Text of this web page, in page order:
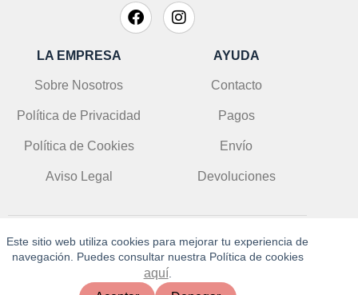
Este sitio web utiliza cookies para mejorar tu experiencia de
navegación. Puedes consultar nuestra Política de cookies
aquí
LA EMPRESA
Sobre Nosotros
Política de Privacidad
Política de Cookies
Aviso Legal
AYUDA
Contacto
Pagos
Envío
Devoluciones
© DoloresLolitaLola 2025 | info@doloreslolitalola.es